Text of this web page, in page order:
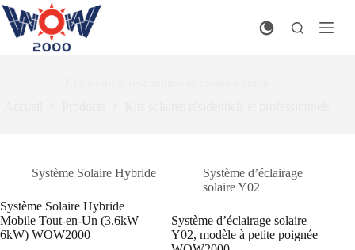
Passer
au
contenu
Système Solaire Hybride
Système Solaire Hybride
Mobile Tout-en-Un (3.6kW –
6kW) WOW2000
Système d’éclairage
solaire Y02
Système d’éclairage solaire
Y02, modèle à petite poignée